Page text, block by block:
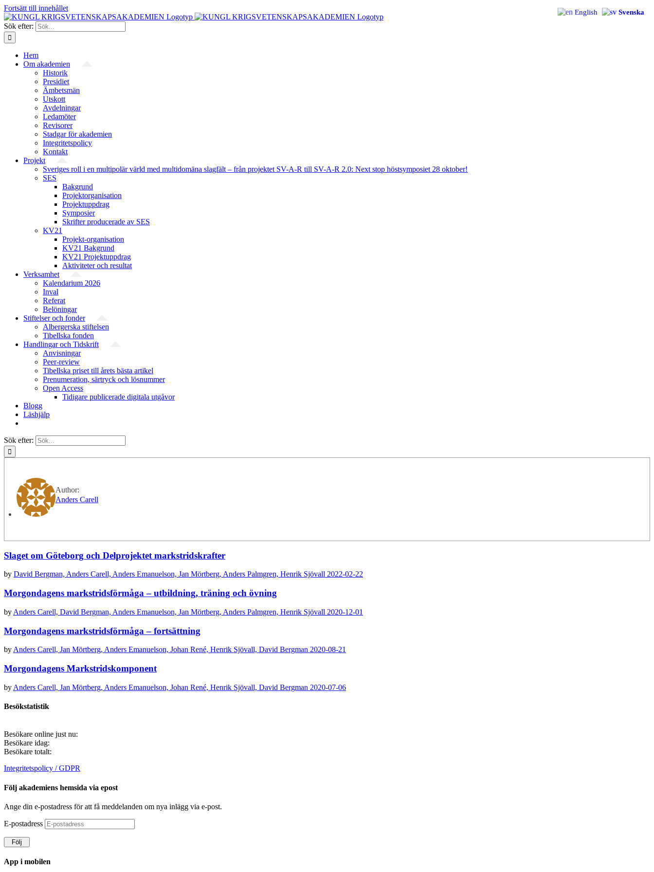
Fortsätt till innehållet
Sök efter:
Hem
Om akademien
Historik
Presidiet
Ämbetsmän
Utskott
Avdelningar
Ledamöter
Revisorer
Stadgar för akademien
Integritetspolicy
Kontakt
Projekt
Sveriges roll i en multipolär värld med multidomäna slagfält – från projektet SV-A-R till SV-A-R 2.0: Next stop höstsymposiet 28 oktober!
SES
Bakgrund
Projekt­organisation
Projektuppdrag
Symposier
Skrifter producerade av SES
KV21
Projekt-organisation
KV21 Bakgrund
KV21 Projektuppdrag
Aktiviteter och resultat
Verksamhet
Kalendarium 2026
Inval
Referat
Belöningar
Stiftelser och fonder
Albergerska stiftelsen
Tibellska fonden
Handlingar och Tidskrift
Anvisningar
Peer-review
Tibellska priset till årets bästa artikel
Prenumeration, särtryck och lösnummer
Open Access
Tidigare publicerade digitala utgåvor
Blogg
Läshjälp
Sök efter:
Author:
Anders Carell
Slaget om Göteborg och Delprojektet markstrids­krafter
by David Bergman, Anders Carell, Anders Emanuelson, Jan Mörtberg, Anders Palmgren, Henrik Sjövall 2022-02-22
Morgondagens markstridsförmåga – utbildning, träning och övning
by Anders Carell, David Bergman, Anders Emanuelson, Jan Mörtberg, Anders Palmgren, Henrik Sjövall 2020-12-01
Morgondagens markstridsförmåga – fortsättning
by Anders Carell, Jan Mörtberg, Anders Emanuelson, Johan René, Henrik Sjövall, David Bergman 2020-08-21
Morgondagens Markstridskomponent
by Anders Carell, Jan Mörtberg, Anders Emanuelson, Johan René, Henrik Sjövall, David Bergman 2020-07-06
Besökstatistik
Besökare online just nu:
Besökare idag:
Besökare totalt:
Integritetspolicy / GDPR
Följ akademiens hemsida via epost
Ange din e-postadress för att få meddelanden om nya inlägg via e-post.
E-postadress
Följ
App i mobilen
English Svenska